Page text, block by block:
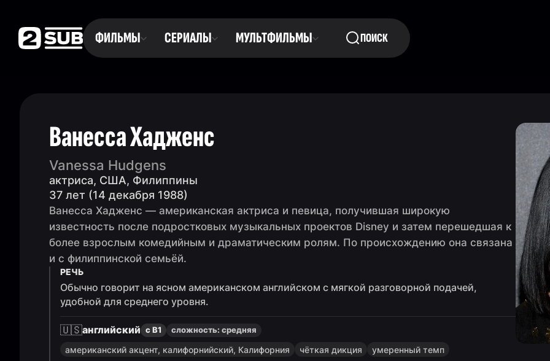
ФИЛЬМЫ СЕРИАЛЫ МУЛЬТФИЛЬМЫ ПОИСК
Ванесса Хадженс
Vanessa Hudgens
актриса, США, Филиппины
37 лет (14 декабря 1988)
Ванесса Хадженс — американская актриса и певица, получившая широкую
известность после подростковых музыкальных проектов Disney и затем перешедшая к
более взрослым комедийным и драматическим ролям. По происхождению она связана
и с филиппинской семьёй.
РЕЧЬ
Обычно говорит на ясном американском английском с мягкой разговорной подачей,
удобной для среднего уровня.
🇺🇸английский с B1 сложность: средняя
американский акцент, калифорнийский, Калифорния чёткая дикция умеренный темп